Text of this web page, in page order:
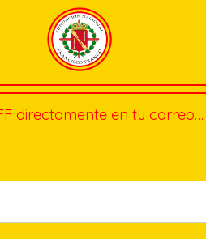
directamente en tu correo…